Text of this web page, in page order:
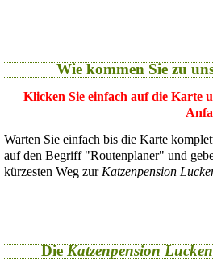
Wie kommen Sie zu
Klicken Sie einfach auf die Karte
Warten Sie einfach bis die Karte
auf den Begriff "Routenplaner" und
kürzesten Weg zur Katzenpension
Die Katzenpension